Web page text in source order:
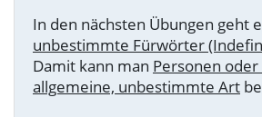
In den nächsten Übungen geht
unbestimmte Fürwörter
Damit kann man Personen oder
allgemeine, unbestimmte Art